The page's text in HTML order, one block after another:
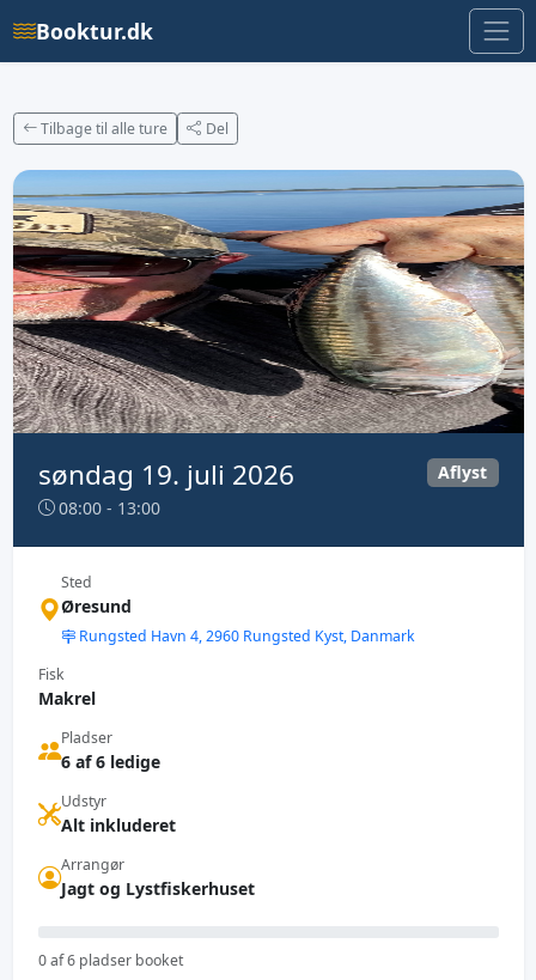
Booktur.dk
Tilbage til alle ture Del
søndag 19. juli 2026
08:00 - 13:00
Aflyst
Sted
Øresund
Rungsted Havn 4, 2960 Rungsted Kyst, Danmark
Fisk
Makrel
Pladser
6 af 6 ledige
Udstyr
Alt inkluderet
Arrangør
Jagt og Lystfiskerhuset
0 af 6 pladser booket